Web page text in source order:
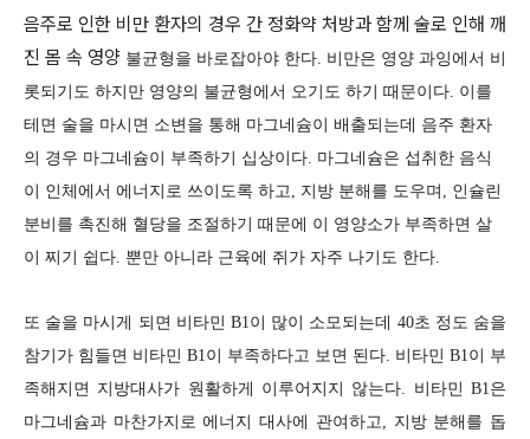
음주로 인한 비만 환자의 경우 간 정화약 처방과 함께 술로 인해 깨
진 몸 속 영양 불균형을 바로잡아야 한다. 비만은 영양 과잉에서 비
롯되기도 하지만 영양의 불균형에서 오기도 하기 때문이다. 이를
테면 술을 마시면 소변을 통해 마그네 슘이 배출되는데 음주 환자
의 경우 마그네슘이 부족하기 십상이다. 마그네슘은 섭취한 음식
이 인체에서 에너지로 쓰이도록 하고, 지방 분해를 도우며, 인 슐린
분비를 촉진해 혈당을 조절하기 때문에 이 영양소가 부족하면 살
이 찌기 쉽다. 뿐만 아니라 근육에 쥐가 자주 나기도 한다.
또 술을 마시게 되면 비타민 B1이 많이 소모되는데 40초 정도 숨을
참기가 힘 들면 비타민 B1이 부족하다고 보면 된다. 비타민 B1이 부
족해지면 지방대사가 원활하게 이루어지지 않는다. 비타민 B1은
마그네슘과 마찬가지로 에너지대사에 관여하고, 지방 분해를 돕